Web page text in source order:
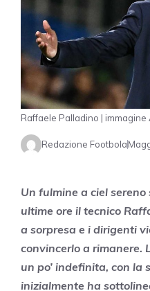
Raffaele Palladino |
Redazione Footbola
Un fulmine a ciel
ultime ore il tecnico
a sorpresa e i dirigenti
convincerlo a rimanere.
un po’ indefinita, con la
inizialmente ha